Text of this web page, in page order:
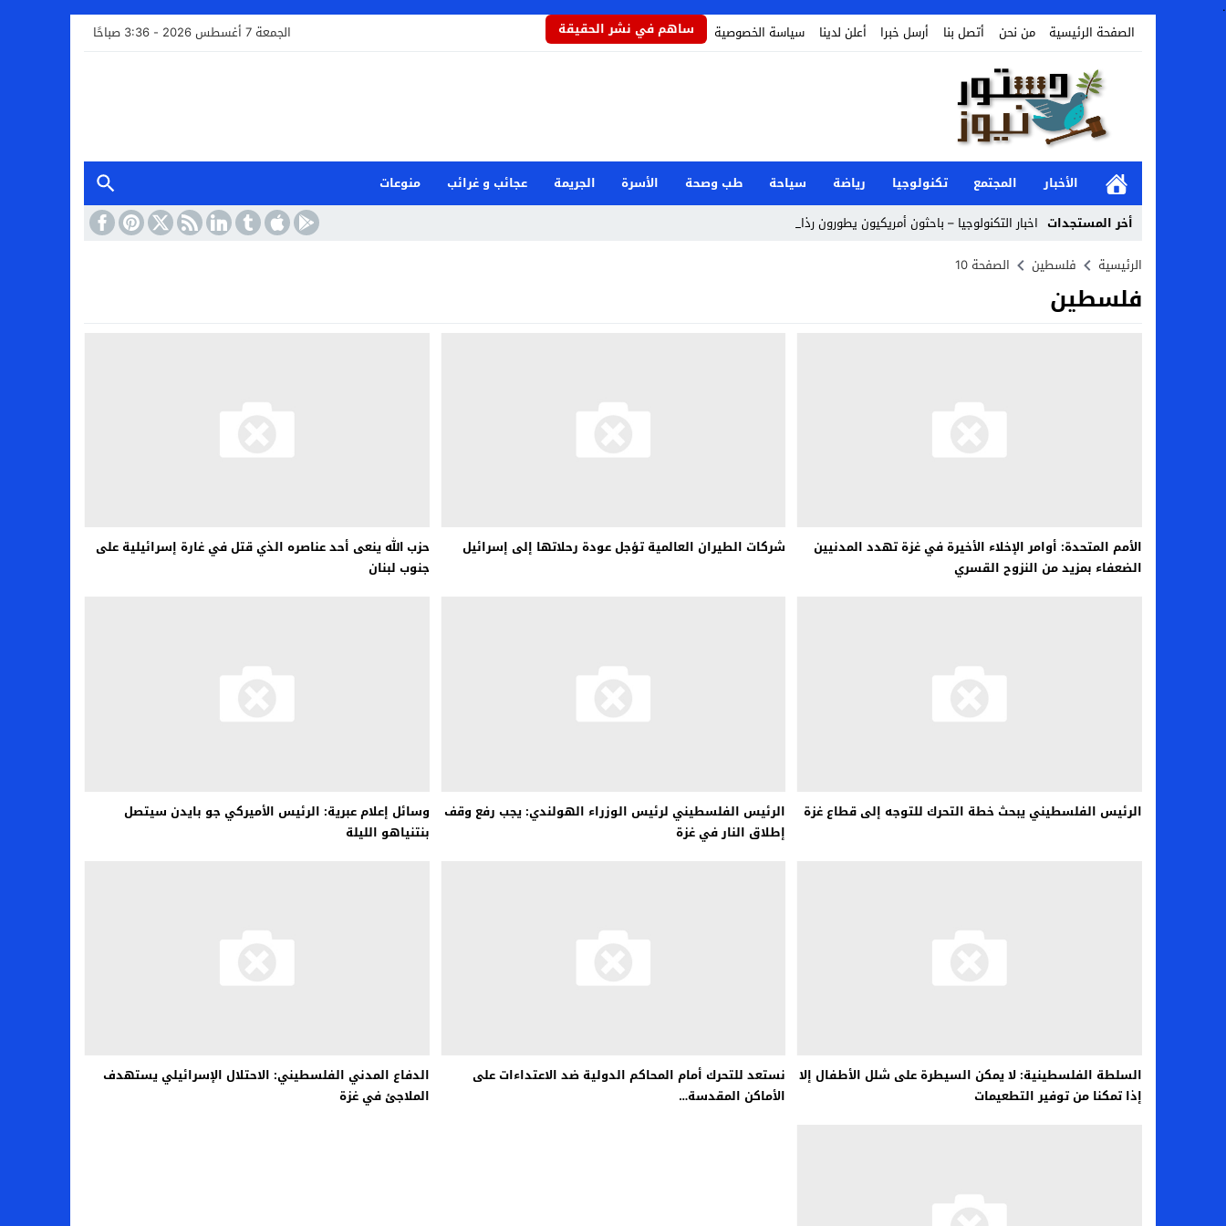
.
الصفحة الرئيسية
من نحن أتصل بنا أرسل خبرا أعلن لدينا سياسة الخصوصية ساهم في نشر الحقيقة الجمعة 7 أغسطس 2026 - 3:36 صباحًا
الأخبار المجتمع تكنولوجيا رياضة سياحة طب وصحة الأسرة الجريمة عجائب و غرائب
منوعات
أخر المستجدات اخبار التكنولوجيا – باحثون أمريكيون يطورون رذاذاً ي _
Stop
الرئيسية فلسطين الصفحة 10
فلسطين
الأمم المتحدة: أوامر الإخلاء الأخيرة في غزة تهدد المدنيين
الضعفاء بمزيد من النزوح القسري
شركات الطيران العالمية تؤجل عودة رحلاتها إلى إسرائيل
حزب الله ينعى أحد عناصره الذي قتل في غارة إسرائيلية على
جنوب لبنان
الرئيس الفلسطيني يبحث خطة التحرك للتوجه إلى قطاع غزة
الرئيس الفلسطيني لرئيس الوزراء الهولندي: يجب رفع وقف
إطلاق النار في غزة
وسائل إعلام عبرية: الرئيس الأميركي جو بايدن سيتصل
بنتنياهو الليلة
السلطة الفلسطينية: لا يمكن السيطرة على شلل الأطفال إلا
إذا تمكنا من توفير التطعيمات
نستعد للتحرك أمام المحاكم الدولية ضد الاعتداءات على
الأماكن المقدسة…
الدفاع المدني الفلسطيني: الاحتلال الإسرائيلي يستهدف
الملاجئ في غزة